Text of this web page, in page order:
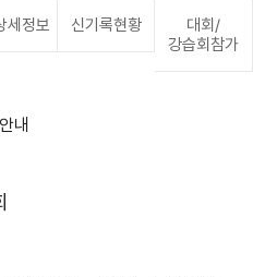
세정보 신기록현황
대회/
강습회참가
내